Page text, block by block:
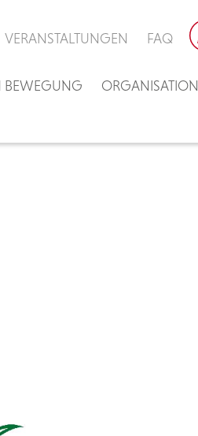
BEWEGUNG ORGANISATION
VERANSTALTUNGEN FAQ